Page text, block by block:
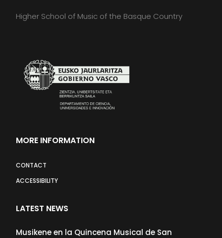
Higher School of Music of the Basque Country
MORE INFORMATION
CONTACT
ACCESSIBILITY
LATEST NEWS
Musikene en la Quincena Musical de San